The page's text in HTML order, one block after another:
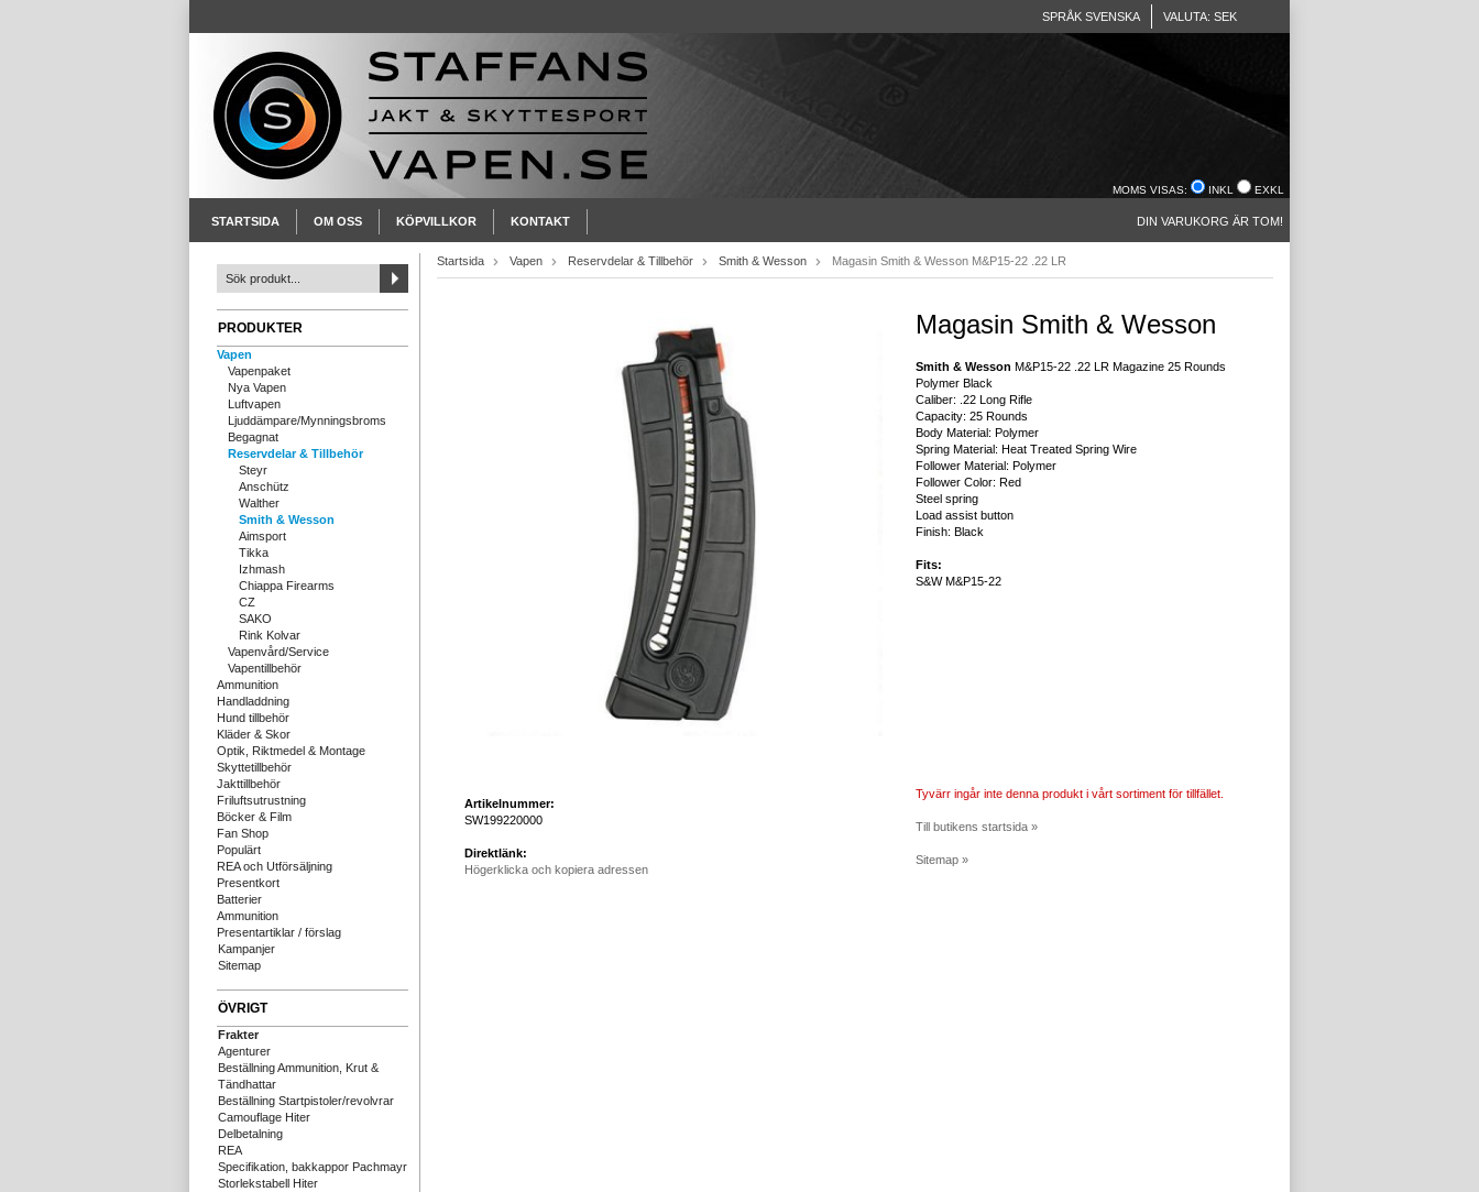
SPRÅK SVENSKA VALUTA: SEK
MOMS VISAS: INKL EXKL
STARTSIDA OM OSS KÖPVILLKOR KONTAKT DIN VARUKORG ÄR TOM!
PRODUKTER
Vapen
Vapenpaket
Nya Vapen
Luftvapen
Ljuddämpare/Mynningsbroms
Begagnat
Reservdelar & Tillbehör
Steyr
Anschütz
Walther
Smith & Wesson
Aimsport
Tikka
Izhmash
Chiappa Firearms
CZ
SAKO
Rink Kolvar
Vapenvård/Service
Vapentillbehör
Ammunition
Handladdning
Hund tillbehör
Kläder & Skor
Optik, Riktmedel & Montage
Skyttetillbehör
Jakttillbehör
Friluftsutrustning
Böcker & Film
Fan Shop
Populärt
REA och Utförsäljning
Presentkort
Batterier
Ammunition
Presentartiklar / förslag
Kampanjer
Sitemap
ÖVRIGT
Frakter
Agenturer
Beställning Ammunition, Krut &
Tändhattar
Beställning Startpistoler/revolvrar
Camouflage Hiter
Delbetalning
REA
Specifikation, bakkappor Pachmayr
Storlekstabell Hiter
Startsida Vapen Reservdelar & Tillbehör Smith & Wesson Magasin Smith & Wesson M&P15-22 .22 LR
Artikelnummer:
SW199220000
Direktlänk:
Högerklicka och kopiera adressen
Magasin Smith & Wesson
Smith & Wesson M&P15-22 .22 LR Magazine 25 Rounds
Polymer Black
Caliber: .22 Long Rifle
Capacity: 25 Rounds
Body Material: Polymer
Spring Material: Heat Treated Spring Wire
Follower Material: Polymer
Follower Color: Red
Steel spring
Load assist button
Finish: Black
Fits:
S&W M&P15-22
Tyvärr ingår inte denna produkt i vårt sortiment för tillfället.
Till butikens startsida »
Sitemap »